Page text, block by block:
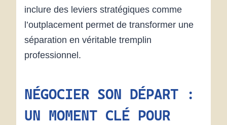
inclure des leviers stratégiques comme
l’outplacement permet de transformer une
séparation en véritable tremplin
professionnel.
NÉGOCIER SON DÉPART :
UN MOMENT CLÉ POUR